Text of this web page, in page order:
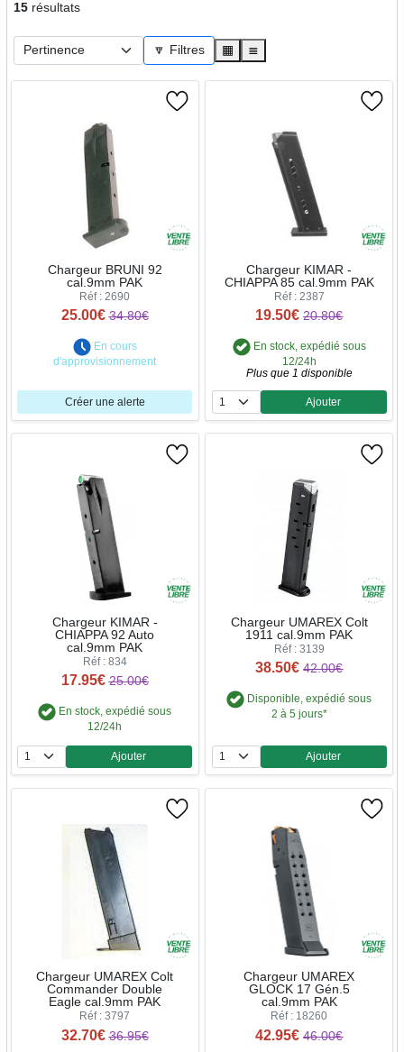
15résultats
🔽 Filtres ▦ ≣
Chargeur BRUNI 92
cal.9mm PAK
Réf : 2690
25.00€ 34.80€
En cours
d'approvisionnement
Créer une alerte
Chargeur KIMAR -
CHIAPPA 85 cal.9mm PAK
Réf : 2387
19.50€ 20.80€
En stock, expédié sous
12/24h
Plus que 1 disponible
Quantité
Ajouter
Chargeur KIMAR -
CHIAPPA 92 Auto
cal.9mm PAK
Réf : 834
17.95€ 25.00€
En stock, expédié sous
12/24h
Quantité
Ajouter
Chargeur UMAREX Colt
1911 cal.9mm PAK
Réf : 3139
38.50€ 42.00€
Disponible, expédié sous
2 à 5 jours*
Quantité
Ajouter
Chargeur UMAREX Colt
Commander Double
Eagle cal.9mm PAK
Réf : 3797
32.70€ 36.95€
Chargeur UMAREX
GLOCK 17 Gén.5
cal.9mm PAK
Réf : 18260
42.95€ 46.00€